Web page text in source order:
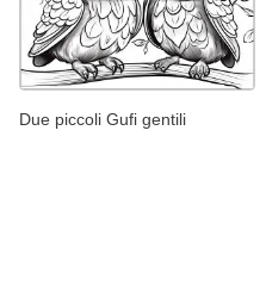
Due piccoli Gufi gentili